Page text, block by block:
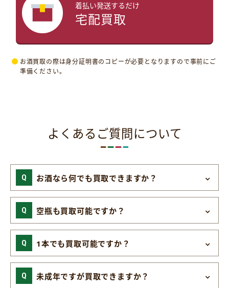
着払い発送するだけ
宅配買取
お酒買取の際は身分証明書のコピーが必要となりますので事前にご
準備ください。
よくあるご質問について
お酒なら何でも買取できますか？
空瓶も買取可能ですか？
1本でも買取可能ですか？
未成年ですが買取できますか？